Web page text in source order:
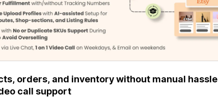
orders, and inventory without manual
call support